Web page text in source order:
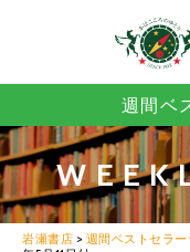
週間ベ
岩瀬書店 > 週間ベストセラ